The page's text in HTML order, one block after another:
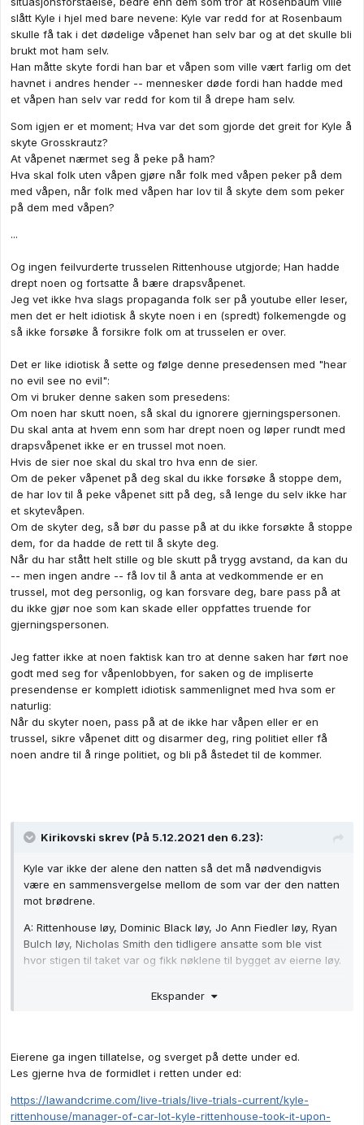
slått Kyle i hjel med bare nevene: Kyle var redd for at Rosenbaum
skulle få tak i det dødelige våpenet han selv bar og at det skulle bli
brukt mot ham selv.
Han måtte skyte fordi han bar et våpen som ville vært farlig om det
havnet i andres hender -- mennesker døde fordi han hadde med
et våpen han selv var redd for kom til å drepe ham selv.
Som igjen er et moment; Hva var det som gjorde det greit for Kyle å
skyte Grosskrautz?
At våpenet nærmet seg å peke på ham?
Hva skal folk uten våpen gjøre når folk med våpen peker på dem
med våpen, når folk med våpen har lov til å skyte dem som peker
på dem med våpen?
...
Og ingen feilvurderte trusselen Rittenhouse utgjorde; Han hadde
drept noen og fortsatte å bære drapsvåpenet.
Jeg vet ikke hva slags propaganda folk ser på youtube eller leser,
men det er helt idiotisk å skyte noen i en (spredt) folkemengde og
så ikke forsøke å forsikre folk om at trusselen er over.
Det er like idiotisk å sette og følge denne presedensen med "hear
no evil see no evil":
Om vi bruker denne saken som presedens:
Om noen har skutt noen, så skal du ignorere gjerningspersonen.
Du skal anta at hvem enn som har drept noen og løper rundt med
drapsvåpenet ikke er en trussel mot noen.
Hvis de sier noe skal du skal tro hva enn de sier.
Om de peker våpenet på deg skal du ikke forsøke å stoppe dem,
de har lov til å peke våpenet sitt på deg, så lenge du selv ikke har
et skytevåpen.
Om de skyter deg, så bør du passe på at du ikke forsøkte å stoppe
dem, for da hadde de rett til å skyte deg.
Når du har stått helt stille og ble skutt på trygg avstand, da kan du
-- men ingen andre -- få lov til å anta at vedkommende er en
trussel, mot deg personlig, og kan forsvare deg, bare pass på at
du ikke gjør noe som kan skade eller oppfattes truende for
gjerningspersonen.
Jeg fatter ikke at noen faktisk kan tro at denne saken har ført noe
godt med seg for våpenlobbyen, for saken og de impliserte
presendense er komplett idiotisk sammenlignet med hva som er
naturlig:
Når du skyter noen, pass på at de ikke har våpen eller er en
trussel, sikre våpenet ditt og disarmer deg, ring politiet eller få
noen andre til å ringe politiet, og bli på åstedet til de kommer.
Kirikovski skrev (På 5.12.2021 den 6.23):
Kyle var ikke der alene den natten så det må nødvendigvis
være en sammensvergelse mellom de som var der den natten
mot brødrene.
A: Rittenhouse løy, Dominic Black løy, Jo Ann Fiedler løy, Ryan
Bulch løy, Nicholas Smith den tidligere ansatte som ble vist
hvor stigen til taket var og fikk nøklene til bygget av eierne løy.
flere av de ovennevnte tidligere på dagen løy.
Ekspander
Eierene ga ingen tillatelse, og sverget på dette under ed.
Les gjerne hva de formidlet i retten under ed:
https://lawandcrime.com/live-trials/live-trials-current/kyle-
rittenhouse/manager-of-car-lot-kyle-rittenhouse-took-it-upon-